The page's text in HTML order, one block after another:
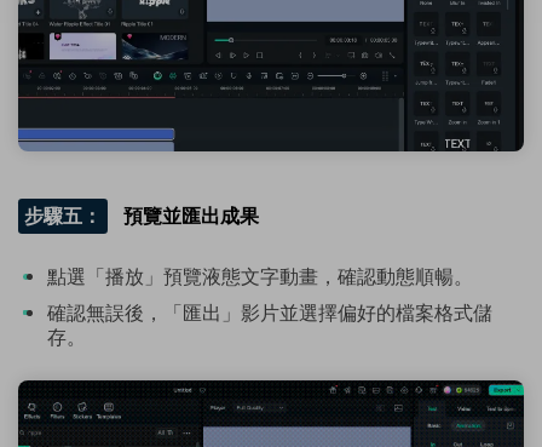
步驟五： 預覽並匯出成果
點選「播放」預覽液態文字動畫，確認動態順暢。
確認無誤後，「匯出」影片並選擇偏好的檔案格式儲
存。